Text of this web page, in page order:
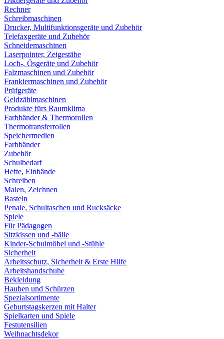
Rechner
Schreibmaschinen
Drucker, Multifunktionsgeräte und Zubehör
Telefaxgeräte und Zubehör
Schneidemaschinen
Laserpointer, Zeigestäbe
Loch-, Ösgeräte und Zubehör
Falzmaschinen und Zubehör
Frankiermaschinen und Zubehör
Prüfgeräte
Geldzählmaschinen
Produkte fürs Raumklima
Farbbänder & Thermorollen
Thermotransferrollen
Speichermedien
Farbbänder
Zubehör
Schulbedarf
Hefte, Einbände
Schreiben
Malen, Zeichnen
Basteln
Penale, Schultaschen und Rucksäcke
Spiele
Für Pädagogen
Sitzkissen und -bälle
Kinder-Schulmöbel und -Stühle
Sicherheit
Arbeitsschutz, Sicherheit & Erste Hilfe
Arbeitshandschuhe
Bekleidung
Hauben und Schürzen
Spezialsortimente
Geburtstagskerzen mit Halter
Spielkarten und Spiele
Festutensilien
Weihnachtsdekor